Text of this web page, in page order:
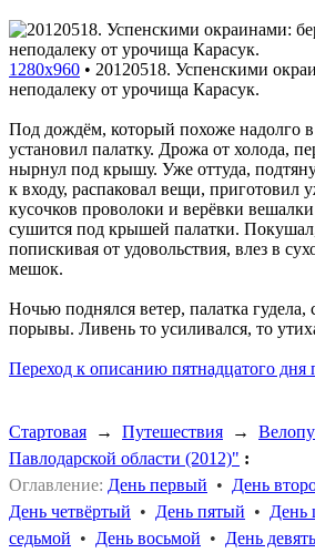
1280x960 • 20120518. Успенскими
неподалеку от урочища Карасук.
Под дождём, который похоже надолго в
установил палатку. Дрожа от холода,
нырнул под крышу. Уже оттуда,
к входу, распаковал вещи, приготовил
кусочков проволоки и верёвки
сушится под крышей палатки.
попискивая от удовольствия, влез в
мешок.
Ночью поднялся ветер, палатка гудела,
порывы. Ливень то усиливался, то
Переход к описанию пятнадцатого дня
Стартовая → Путешествия →
Павлодарской области (2012)" :
Оглавление: День первый • День
День четвёртый • День пятый • День
седьмой • День восьмой • День